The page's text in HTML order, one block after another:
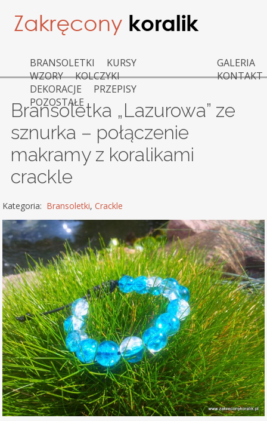
BRANSOLETKI
KURSY
WZORY
KOLCZYKI
DEKORACJE
PRZEPISY
POZOSTAŁE
GALERIA
KONTAKT
Bransoletka „Lazurowa” ze
sznurka – połączenie
makramy z koralikami
crackle
Kategoria: Bransoletki,Crackle